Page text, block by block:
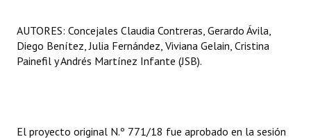
AUTORES: Concejales Claudia Contreras, Gerardo Ávila,
Diego Benítez, Julia Fernández, Viviana Gelain, Cristina
Painefil y Andrés Martínez Infante (JSB).
El proyecto original N.º 771/18 fue aprobado en la sesión